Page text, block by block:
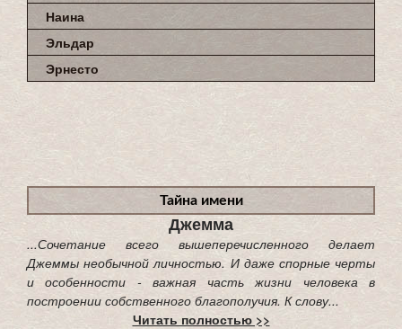
Наина
Эльдар
Эрнесто
Тайна имени
Джемма
...Сочетание всего вышеперечисленного делает
Джеммы необычной личностью. И даже спорные черты
и особенности - важная часть жизни человека в
построении собственного благополучия. К слову...
Читать полностью >>